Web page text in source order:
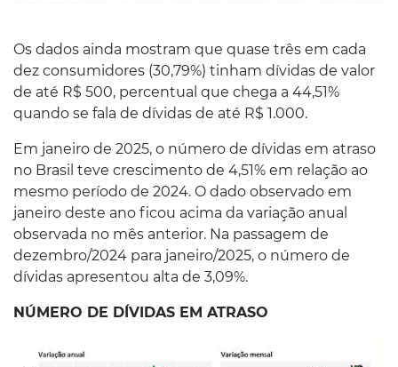
Os dados ainda mostram que quase três em cada
dez consumidores (30,79%) tinham dívidas de valor
de até R$ 500, percentual que chega a 44,51%
quando se fala de dívidas de até R$ 1.000.
Em janeiro de 2025, o número de dívidas em atraso
no Brasil teve crescimento de 4,51% em relação ao
mesmo período de 2024. O dado observado em
janeiro deste ano ficou acima da variação anual
observada no mês anterior. Na passagem de
dezembro/2024 para janeiro/2025, o número de
dívidas apresentou alta de 3,09%.
NÚMERO DE DÍVIDAS EM ATRASO